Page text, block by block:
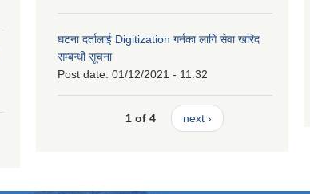
घटना दर्तालाई Digitization गर्नका लागि सेवा खरिद
सम्बन्धी सूचना
Post date: 01/12/2021 - 11:32
1 of 4 next ›